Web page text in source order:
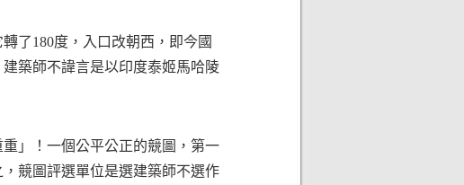
了180度，入口改朝西，即今國
築師不諱言是以印度泰姬馬哈陵
」！一個公平公正的競圖，第一
競圖評選單位是選建築師不選作